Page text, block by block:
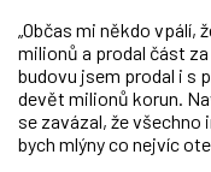
„Občas mi někdo vpálí,
milionů a prodal část
budovu jsem prodal i s
devět milionů korun.
se zavázal, že
bych mlýny co nejvíc